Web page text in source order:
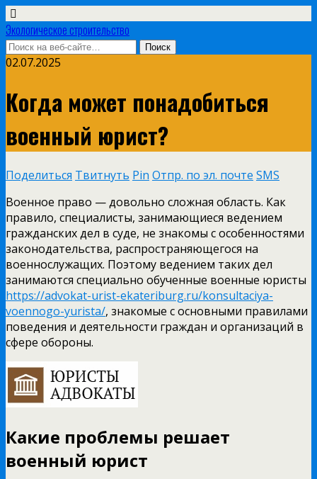
Экологическое строительство
02.07.2025
Когда может понадобиться
военный юрист?
Поделиться Твитнуть Pin Отпр. по эл. почте SMS
Военное право — довольно сложная область. Как
правило, специалисты, занимающиеся ведением
гражданских дел в суде, не знакомы с особенностями
законодательства, распространяющегося на
военнослужащих. Поэтому ведением таких дел
занимаются специально обученные военные юристы
https://advokat-urist-ekateriburg.ru/konsultaciya-
voennogo-yurista/, знакомые с основными правилами
поведения и деятельности граждан и организаций в
сфере обороны.
Какие проблемы решает
военный юрист